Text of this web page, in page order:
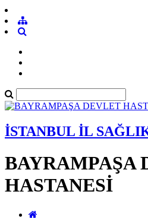
İSTANBUL İL
BAYRAMPAŞA
HASTANESİ